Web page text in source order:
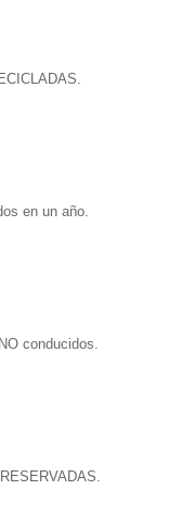
en un año.
conducidos.